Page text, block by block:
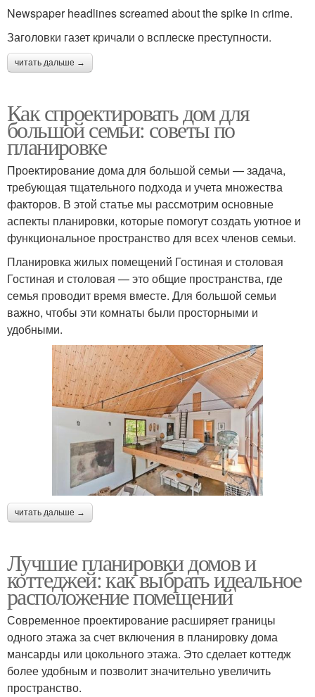
Newspaper headlines screamed about the spike in crime.
Заголовки газет кричали о всплеске преступности.
читать дальше →
Как спроектировать дом для
большой семьи: советы по
планировке
Проектирование дома для большой семьи — задача,
требующая тщательного подхода и учета множества
факторов. В этой статье мы рассмотрим основные
аспекты планировки, которые помогут создать уютное и
функциональное пространство для всех членов семьи.
Планировка жилых помещений Гостиная и столовая
Гостиная и столовая — это общие пространства, где
семья проводит время вместе. Для большой семьи
важно, чтобы эти комнаты были просторными и
удобными.
читать дальше →
Лучшие планировки домов и
коттеджей: как выбрать идеальное
расположение помещений
Современное проектирование расширяет границы
одного этажа за счет включения в планировку дома
мансарды или цокольного этажа. Это сделает коттедж
более удобным и позволит значительно увеличить
пространство.